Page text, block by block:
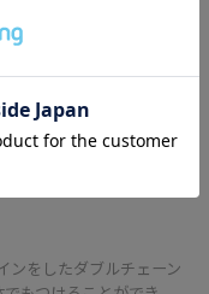
ークレイヤードネ
ンをしたダブルチェーン